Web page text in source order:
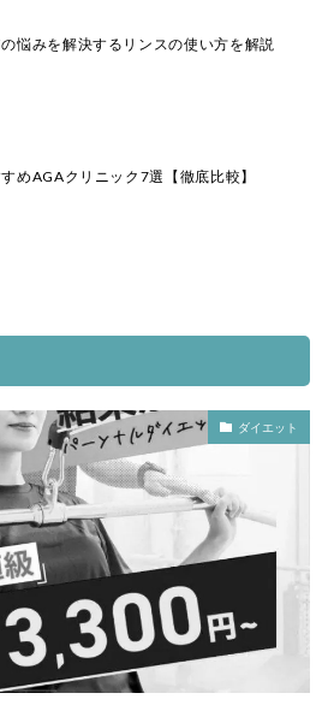
悩みを解決するリンスの使い方を解説
めAGAクリニック7選【徹底比較】
ダイエット